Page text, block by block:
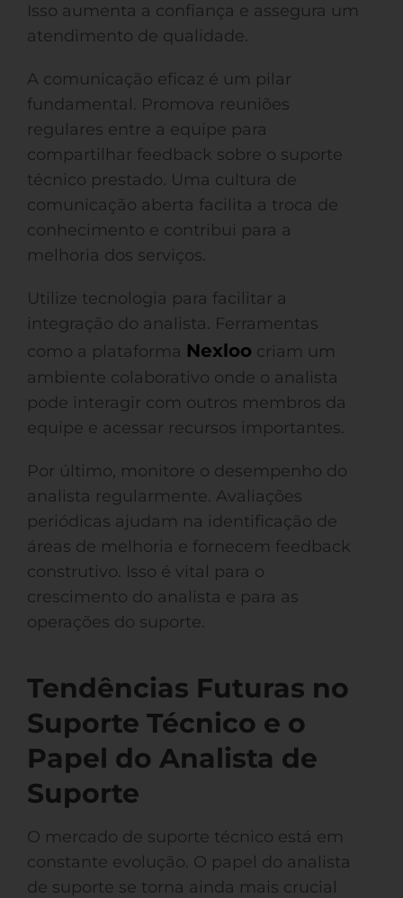
Isso aumenta a confiança e assegura um
atendimento de qualidade.
A comunicação eficaz é um pilar
fundamental. Promova reuniões
regulares entre a equipe para
compartilhar feedback sobre o suporte
técnico prestado. Uma cultura de
comunicação aberta facilita a troca de
conhecimento e contribui para a
melhoria dos serviços.
Utilize tecnologia para facilitar a
integração do analista. Ferramentas
como a plataforma Nexloo criam um
ambiente colaborativo onde o analista
pode interagir com outros membros da
equipe e acessar recursos importantes.
Por último, monitore o desempenho do
analista regularmente. Avaliações
periódicas ajudam na identificação de
áreas de melhoria e fornecem feedback
construtivo. Isso é vital para o
crescimento do analista e para as
operações do suporte.
Tendências Futuras no
Suporte Técnico e o
Papel do Analista de
Suporte
O mercado de suporte técnico está em
constante evolução. O papel do analista
de suporte se torna ainda mais crucial